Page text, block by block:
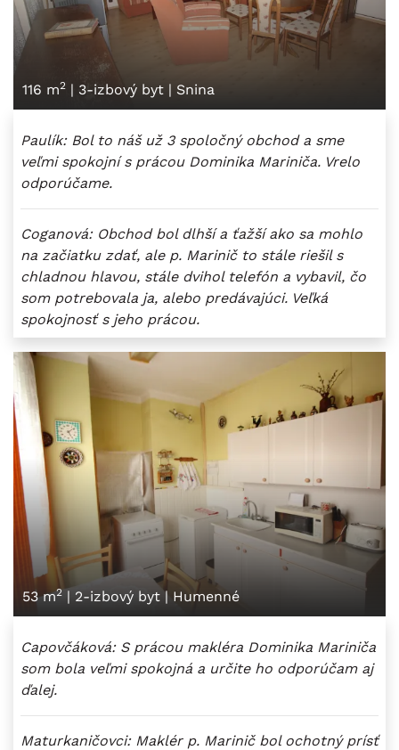
116 m2 | 3-izbový byt | Snina
Paulík: Bol to náš už 3 spoločný obchod a sme
veľmi spokojní s prácou Dominika Mariniča. Vrelo
odporúčame.
Coganová: Obchod bol dlhší a ťažší ako sa mohlo
na začiatku zdať, ale p. Marinič to stále riešil s
chladnou hlavou, stále dvihol telefón a vybavil, čo
som potrebovala ja, alebo predávajúci. Veľká
spokojnosť s jeho prácou.
53 m2 | 2-izbový byt| Humenné
Capovčáková: S prácou makléra Dominika Mariniča
som bola veľmi spokojná a určite ho odporúčam aj
ďalej.
Maturkaničovci: Maklér p. Marinič bol ochotný prísť